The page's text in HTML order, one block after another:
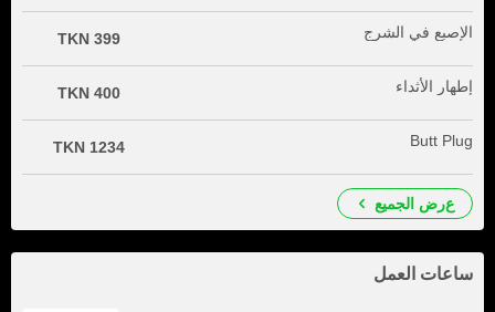
الإصبع في الشرج 399 TKN
إطهار الأثداء 400 TKN
Butt Plug
1234 TKN
عرض الجميع
ساعات العمل